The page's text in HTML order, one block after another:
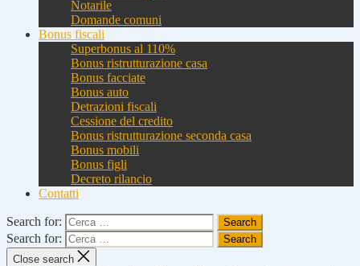
Notarile
Domande comuni
Bonus fiscali
Superbonus al 110%
Bonus ristrutturazione casa
Bonus facciate
Bonus auto
Detrazioni fiscali
Cessione del credito
Bonus ristrutturazione seconda casa
Bonus mobili
Bonus figli
Decreto rilancio
Contatti
Search for:
Search for:
Close search